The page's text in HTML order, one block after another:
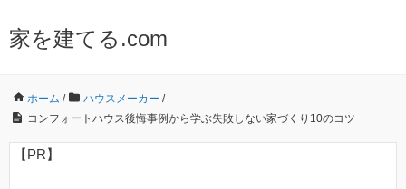
家を建てる.com
ホーム / ハウスメーカー /
コンフォートハウス後悔事例から学ぶ失敗しない家づくり10のコツ
【PR】